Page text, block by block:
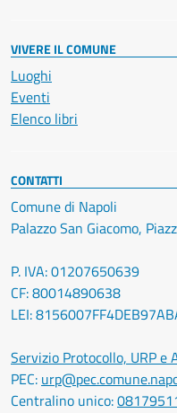
VIVERE IL COMUNE
Luoghi
Eventi
Elenco libri
CONTATTI
Comune di Napoli
Palazzo San Giacomo,
P. IVA: 01207650639
CF: 80014890638
LEI:
Servizio Protocollo, URP e
PEC:
Centralino unico: